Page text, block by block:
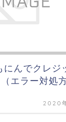
んでクレジ
エラー対処方
2020